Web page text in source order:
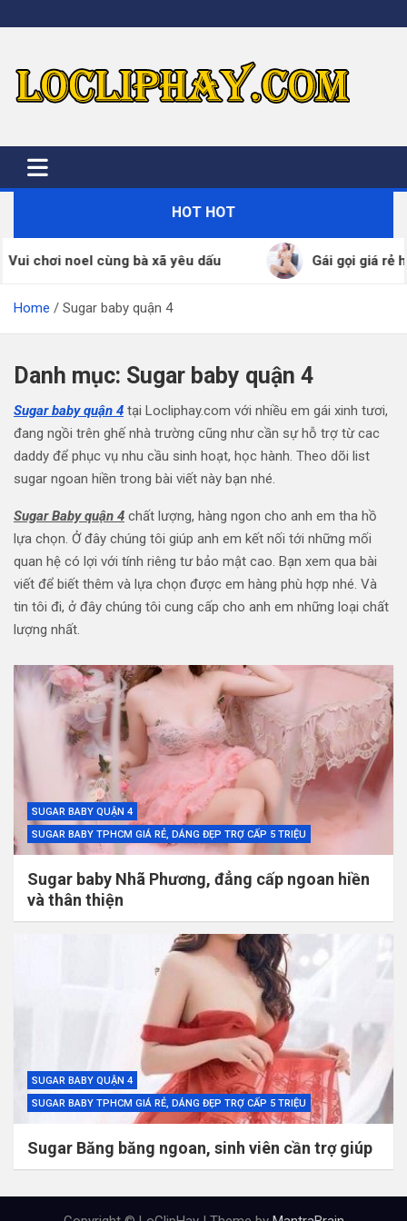
to
HOT HOT
chơi noel cùng bà xã yêu dấu Gái gọi giá rẻ
Home Sugar baby quận 4
Danh mục: Sugar baby quận 4
Sugar baby quận 4 tại Locliphay.com với nhiều em gái xinh tươi,
đang ngồi trên ghế nhà trường cũng như cần sự hỗ trợ từ cac
daddy để phục vụ nhu cầu sinh hoạt, học hành. Theo dõi list
sugar ngoan hiền trong bài viết này bạn nhé.
Sugar Baby quận 4 chất lượng, hàng ngon cho anh em tha hồ
lựa chọn. Ở đây chúng tôi giúp anh em kết nối tới những mối
quan hệ có lợi với tính riêng tư bảo mật cao. Bạn xem qua bài
viết để biết thêm và lựa chọn được em hàng phù hợp nhé. Và
tin tôi đi, ở đây chúng tôi cung cấp cho anh em những loại chất
lượng nhất.
SUGAR BABY QUẬN 4
SUGAR BABY TPHCM GIÁ RẺ, DÁNG ĐẸP TRỢ CẤP 5 TRIỆU
Sugar baby Nhã Phương, đẳng cấp ngoan hiền
và thân thiện
SUGAR BABY QUẬN 4
SUGAR BABY TPHCM GIÁ RẺ, DÁNG ĐẸP TRỢ CẤP 5 TRIỆU
Sugar Băng băng ngoan, sinh viên cần trợ giúp